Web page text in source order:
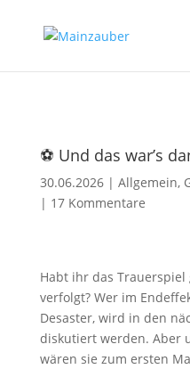
⚽ Und das war’s
30.06.2026| Allgemein,
| 17 Kommentare
Habt ihr das
verfolgt? Wer im
Desaster, wird in den
diskutiert werden. Aber
wären sie zum ersten